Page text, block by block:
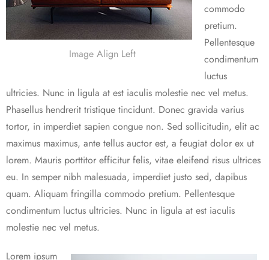
Image Align Left
commodo
pretium.
Pellentesque
condimentum
luctus
ultricies. Nunc in ligula at est iaculis molestie nec vel metus.
Phasellus hendrerit tristique tincidunt. Donec gravida varius
tortor, in imperdiet sapien congue non. Sed sollicitudin, elit ac
maximus maximus, ante tellus auctor est, a feugiat dolor ex ut
lorem. Mauris porttitor efficitur felis, vitae eleifend risus ultrices
eu. In semper nibh malesuada, imperdiet justo sed, dapibus
quam. Aliquam fringilla commodo pretium. Pellentesque
condimentum luctus ultricies. Nunc in ligula at est iaculis
molestie nec vel metus.
Lorem ipsum